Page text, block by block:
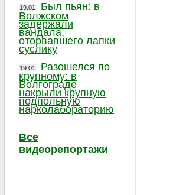
19.01
Был пьян: в
Волжском
задержали
вандала,
оторвавшего лапки
суслику
19.01
Разошелся по
крупному: в
Волгограде
накрыли крупную
подпольную
нарколабораторию
Все
видеорепортажи